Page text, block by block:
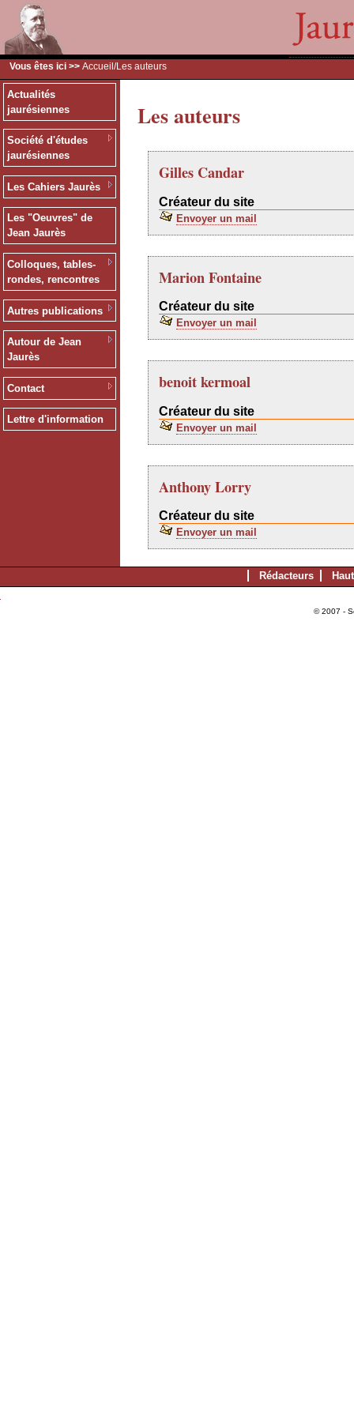
Vous êtes ici >> Accueil /Les auteurs
Actualités
jaurésiennes
Société d'études
jaurésiennes
Les Cahiers Jaurès
Les "Oeuvres" de
Jean Jaurès
Colloques, tables-
rondes, rencontres
Autres publications
Autour de Jean
Jaurès
Contact
Lettre d'information
Les auteurs
Gilles Candar
Créateur du site
Envoyer un mail
Marion Fontaine
Créateur du site
Envoyer un mail
benoit kermoal
Créateur du site
Envoyer un mail
Anthony Lorry
Créateur du site
Envoyer un mail
Rédacteurs
© 2007 -